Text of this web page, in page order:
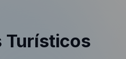
Turísticos